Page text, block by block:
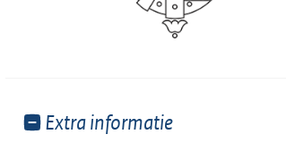
Toon
Extra informatie